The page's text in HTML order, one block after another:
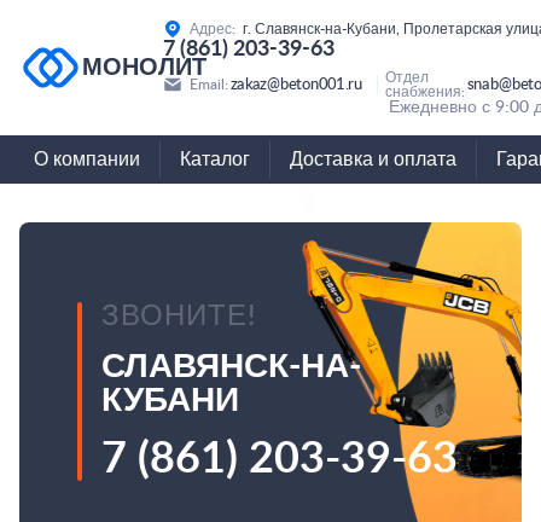
МОНОЛИТ
Адрес: г. Славянск-на-Кубани, Пролетарская
7 (861) 203-39-63
Email: zakaz@beton001.ru
Отдел
снабжения:
Ежедневно с 9:00
О компании Каталог Доставка и оплата
ЗВОНИТЕ!
СЛАВЯНСК-НА-
КУБАНИ
7 (861) 203-39-63